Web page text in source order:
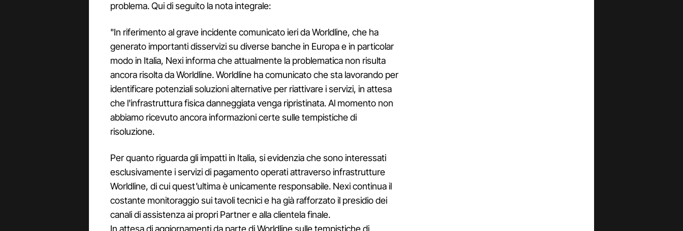
problema. Qui di seguito la nota integrale:
"In riferimento al grave incidente comunicato ieri da Worldline, che ha
generato importanti disservizi su diverse banche in Europa e in particolar
modo in Italia, Nexi informa che attualmente la problematica non risulta
ancora risolta da Worldline. Worldline ha comunicato che sta lavorando per
identificare potenziali soluzioni alternative per riattivare i servizi, in attesa
che l'infrastruttura fisica danneggiata venga ripristinata. Al momento non
abbiamo ricevuto ancora informazioni certe sulle tempistiche di
risoluzione.
Per quanto riguarda gli impatti in Italia, si evidenzia che sono interessati
esclusivamente i servizi di pagamento operati attraverso infrastrutture
Worldline, di cui quest’ultima è unicamente responsabile. Nexi continua il
costante monitoraggio sui tavoli tecnici e ha già rafforzato il presidio dei
canali di assistenza ai propri Partner e alla clientela finale.
In attesa di aggiornamenti da parte di Worldline sulle tempistiche di